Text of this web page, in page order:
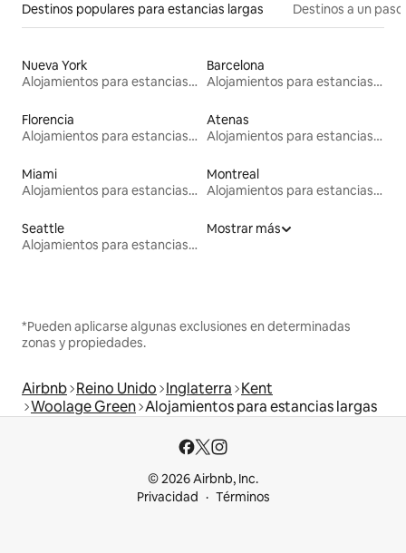
Destinos populares para estancias largas Destinos a un
Nueva York
Alojamientos para estancias largas
Barcelona
Alojamientos para estancias largas
Florencia
Alojamientos para estancias largas
Atenas
Alojamientos para estancias largas
Miami
Alojamientos para estancias largas
Montreal
Alojamientos para estancias largas
Seattle
Alojamientos para estancias largas
Mostrar más
*Pueden aplicarse algunas exclusiones en determinadas
zonas y propiedades.
Airbnb Reino Unido Inglaterra Kent
Woolage Green Alojamientos para estancias largas
© 2026 Airbnb, Inc.
Privacidad
Términos